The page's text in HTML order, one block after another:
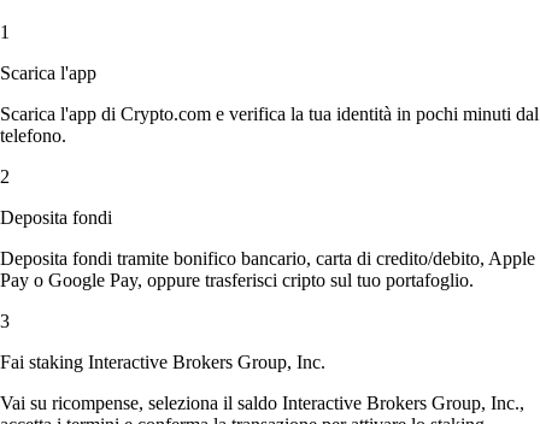
1
Scarica l'app
Scarica l'app di Crypto.com e verifica la tua identità in pochi minuti dal
telefono.
2
Deposita fondi
Deposita fondi tramite bonifico bancario, carta di credito/debito, Apple
Pay o Google Pay, oppure trasferisci cripto sul tuo portafoglio.
3
Fai staking Interactive Brokers Group, Inc.
Vai su ricompense, seleziona il saldo Interactive Brokers Group, Inc.,